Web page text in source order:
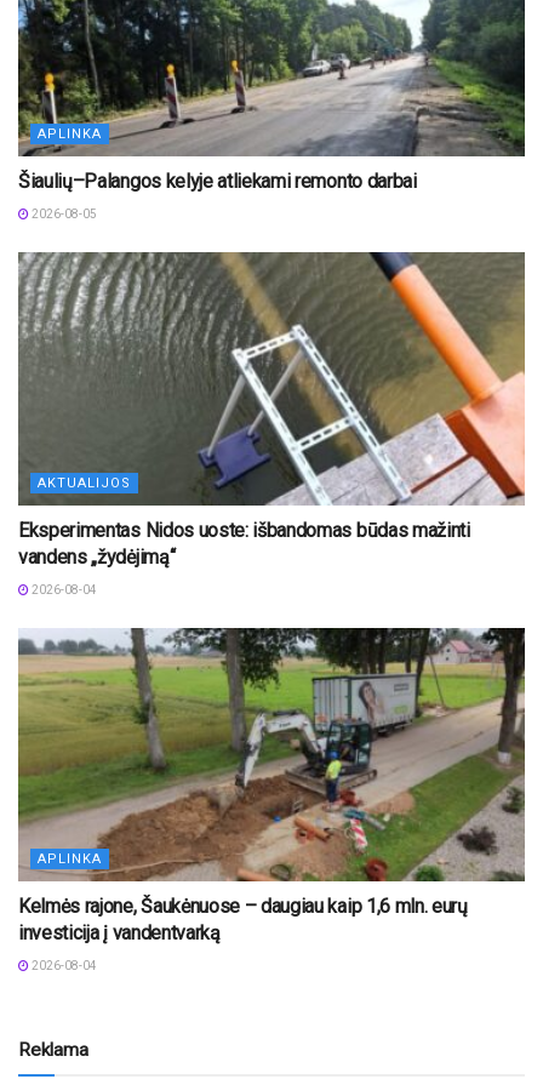
APLINKA
Šiaulių–Palangos kelyje atliekami remonto darbai
2026-08-05
AKTUALIJOS
Eksperimentas Nidos uoste: išbandomas būdas mažinti
vandens „žydėjimą“
2026-08-04
APLINKA
Kelmės rajone, Šaukėnuose – daugiau kaip 1,6 mln. eurų
investicija į vandentvarką
2026-08-04
Reklama